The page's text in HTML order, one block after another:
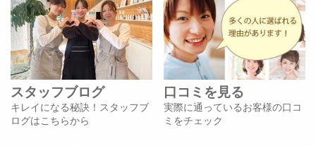
スタッフブログ
キレイになる秘訣！スタッフブ
ログはこちらから
口コミを見る
実際に通っているお客様の口コ
ミをチェック